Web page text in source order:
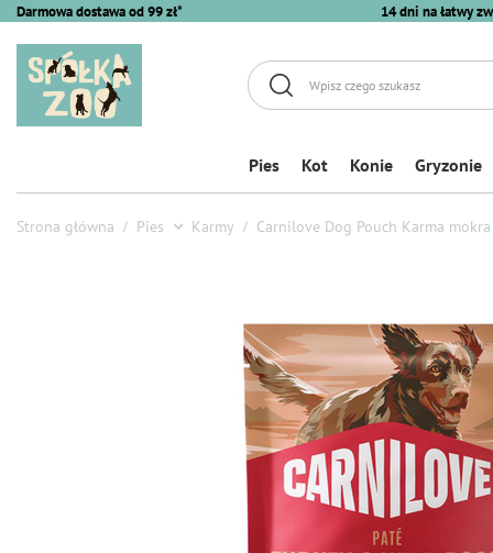
Darmowa dostawa od 99 zł* 14 dni na łatwy
Pies Kot Konie Gryzonie
Strona główna Pies Karmy Carnilove Dog Pouch Karma